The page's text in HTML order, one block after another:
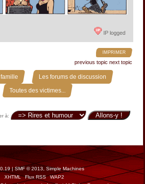
IP logged
IMPRIMER
previous topic next topic
» Les forums de discussion »
Toutes des victimes...
à:
|SMF © 2013 Simple Machines
XHTML
Flux RSS
WAP2